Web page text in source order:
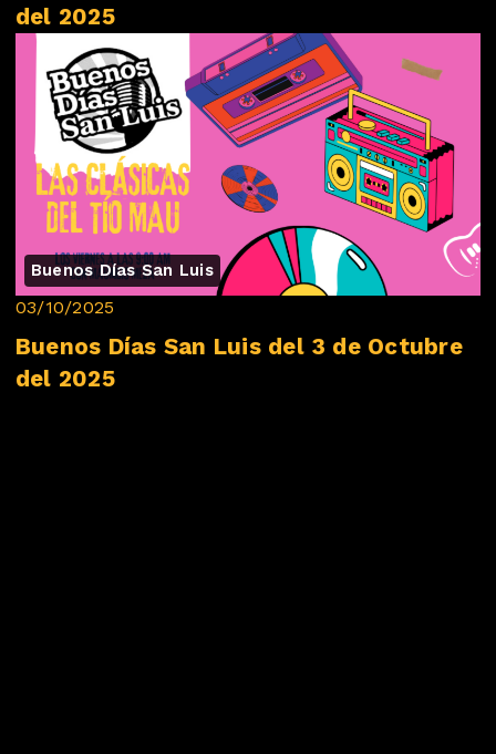
del 2025
Buenos Días San Luis
03/10/2025
Buenos Días San Luis del 3 de Octubre
del 2025